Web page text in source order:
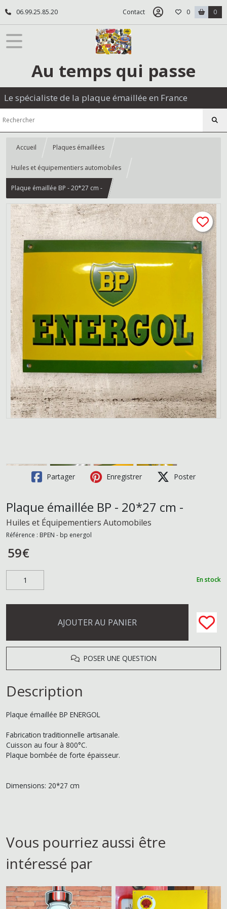
06.99.25.85.20 Contact 0 0
Au temps qui passe
Le spécialiste de la plaque émaillée en France
Accueil Plaques émaillées
Huiles et équipementiers automobiles
Plaque émaillée BP - 20*27 cm -
Partager Enregistrer Poster
Plaque émaillée BP - 20*27 cm -
Huiles et Équipementiers Automobiles
Référence : BPEN - bp energol
59€
En stock
AJOUTER AU PANIER
POSER UNE QUESTION
Description
Plaque émaillée BP ENERGOL
Fabrication traditionnelle artisanale.
Cuisson au four à 800°C.
Plaque bombée de forte épaisseur.
Dimensions: 20*27 cm
Vous pourriez aussi être
intéressé par